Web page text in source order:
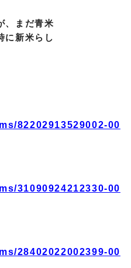
、まだ青米
に新米らし
82202913529002-00
31090924212330-00
28402022002399-00